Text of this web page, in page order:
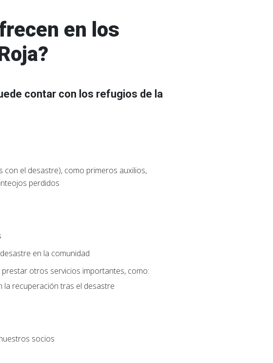
en los
contar con los refugios de la
con el desastre), como primeros auxilios,
perdidos
en la comunidad
otros servicios importantes, como:
la recuperación tras el desastre
socios